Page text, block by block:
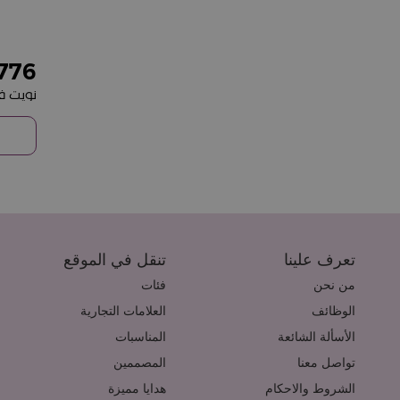
تعرف علينا
من نحن
الوظائف
الأسألة الشائعة
تواصل معنا
الشروط والاحكام
تنقل في الموقع
فئات
العلامات التجارية
المناسبات
المصممين
هدايا مميزة